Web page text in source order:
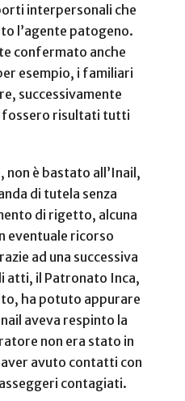
interpersonali che
l’agente patogeno.
confermato anche
esempio, i familiari
successivamente
risultati tutti
è bastato all’Inail,
di tutela senza
di rigetto, alcuna
eventuale ricorso
ad una successiva
atti, il Patronato Inca,
ha potuto appurare
aveva respinto la
non era stato in
avuto contatti con
contagiati.